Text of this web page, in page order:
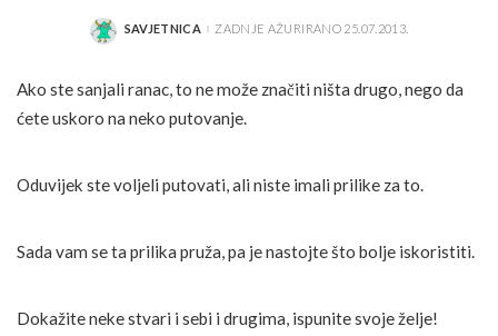
POSTED
SAVJETNICA ZADNJE AŽURIRANO 25.07.2013.
Ako ste sanjali ranac, to ne može značiti ništa drugo, nego da
ćete uskoro na neko putovanje.
Oduvijek ste voljeli putovati, ali niste imali prilike za to.
Sada vam se ta prilika pruža, pa je nastojte što bolje iskoristiti.
Dokažite neke stvari i sebi i drugima, ispunite svoje želje!